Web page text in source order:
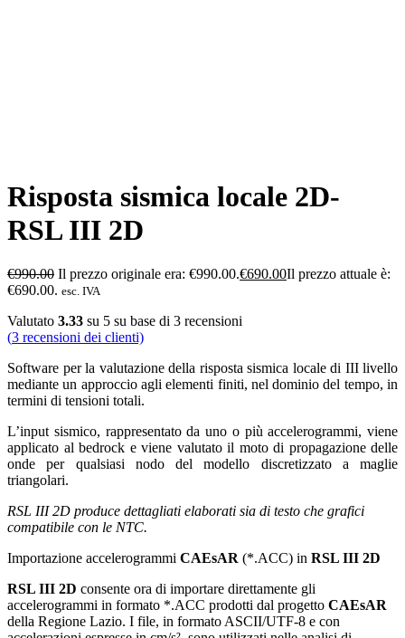
Risposta sismica locale 2D-
RSL III 2D
€990.00 Il prezzo originale era: €990.00.€690.00Il prezzo attuale è:
€690.00. esc. IVA
Valutato 3.33 su 5 su base di 3 recensioni
(3 recensioni dei clienti)
Software per la valutazione della risposta sismica locale di III livello
mediante un approccio agli elementi finiti, nel dominio del tempo, in
termini di tensioni totali.
L’input sismico, rappresentato da uno o più accelerogrammi, viene
applicato al bedrock e viene valutato il moto di propagazione delle
onde per qualsiasi nodo del modello discretizzato a maglie
triangolari.
RSL III 2D produce dettagliati elaborati sia di testo che grafici
compatibile con le NTC.
Importazione accelerogrammi CAEsAR (*.ACC) in RSL III 2D
RSL III 2D consente ora di importare direttamente gli
accelerogrammi in formato *.ACC prodotti dal progetto CAEsAR
della Regione Lazio. I file, in formato ASCII/UTF-8 e con